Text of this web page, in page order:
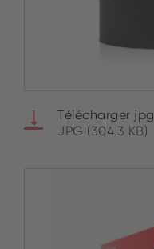
Télécharger jpg
JPG (304.3 KB)